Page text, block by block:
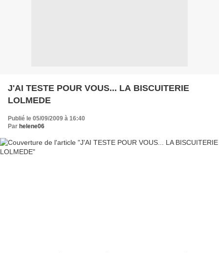
J'AI TESTE POUR VOUS... LA BISCUITERIE
LOLMEDE
Publié le 05/09/2009 à 16:40
Par helene06